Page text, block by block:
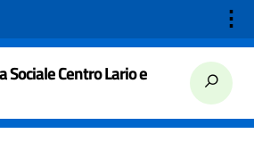
⋮
Sociale Centro Lario e